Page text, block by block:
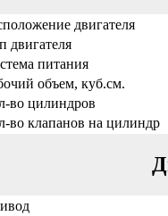
двигателя
двигателя
питания
объем, куб.см.
во цилиндров
во клапанов на цилиндр